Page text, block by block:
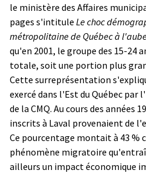
le ministère des Affaires
pages s'intitule Le choc
métropolitaine de Québec à
qu'en 2001, le groupe des 15-24
totale, soit une portion plus
Cette surreprésentation
exercé dans l'Est du Québec
de la CMQ. Au cours des années
inscrits à Laval provenaient de
Ce pourcentage montait à 43 %
phénomène migratoire
ailleurs un impact économique